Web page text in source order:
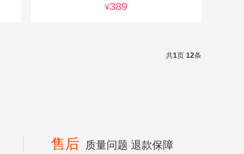
¥389
共1页 12条
售后 质量问题 退款保障